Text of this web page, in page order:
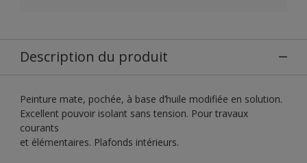
Description du produit
Peinture mate, pochée, à base d’huile modifiée en solution.
Excellent pouvoir isolant sans tension. Pour travaux
courants
et élémentaires. Plafonds intérieurs.